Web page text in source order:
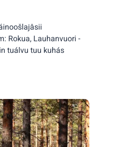
Rokua, Lauhanvuori -
tuálvu tuu kuhás